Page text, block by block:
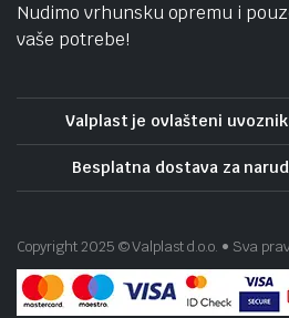
Nudimo vrhunsku opremu i
vaše potrebe!
Valplast je ovlašteni
Besplatna dostava za
Copyright 2025 © Valplast d.o.o. • Sva